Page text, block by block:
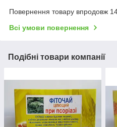
Повернення товару впродовж
Всі умови повернення
Подібні товари компанії